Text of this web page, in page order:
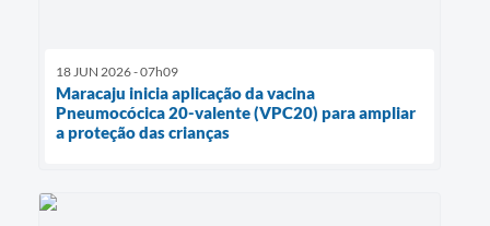
18 JUN 2026 - 07h09
Maracaju inicia aplicação da vacina
Pneumocócica 20-valente (VPC20) para ampliar
a proteção das crianças